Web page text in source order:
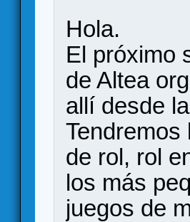
Hola.
El próximo
de Altea
allí desde
de rol, rol
los más
juegos de